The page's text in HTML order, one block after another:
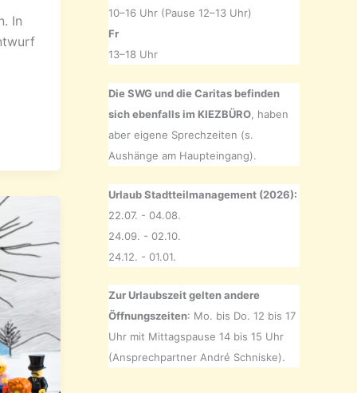
In
10–16 Uhr (Pause 12–13 Uhr)
Fr
13–18 Uhr
Die SWG und die Caritas befinden
sich ebenfalls im KIEZBÜRO , haben
aber eigene Sprechzeiten (s.
Aushänge am Haupteingang).
Urlaub Stadtteilmanagement (2026):
22.07. - 04.08.
24.09. - 02.10.
24.12. - 01.01.
Zur Urlaubszeit gelten andere
Öffnungszeiten: Mo. bis Do. 12 bis 17
Uhr mit Mittagspause 14 bis 15 Uhr
(Ansprechpartner André Schniske).